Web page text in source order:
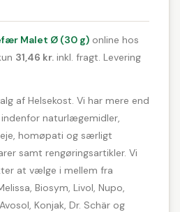
Malet Ø (30 g) online hos
31,46 kr. inkl. fragt. Levering
af Helsekost. Vi har mere end
naturlægemidler,
homøpati og særligt
samt rengøringsartikler. Vi
at vælge i mellem fra
Biosym, Livol, Nupo,
Konjak, Dr. Schär og